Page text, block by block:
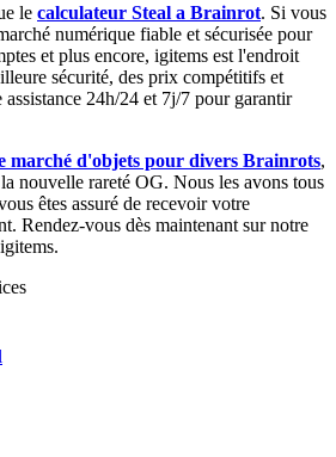
le calculateur Steal a Brainrot. Si vous
numérique fiable et sécurisée pour
et plus encore, igitems est l'endroit
sécurité, des prix compétitifs et
24h/24 et 7j/7 pour garantir
marché d'objets pour divers Brainrots,
nouvelle rareté OG. Nous les avons tous
êtes assuré de recevoir votre
Rendez-vous dès maintenant sur notre